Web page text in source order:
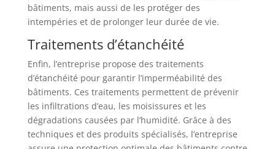
bâtiments, mais aussi de les protéger des
intempéries et de prolonger leur durée de vie.
Traitements d’étanchéité
Enfin, l’entreprise propose des traitements
d’étanchéité pour garantir l’imperméabilité des
bâtiments. Ces traitements permettent de prévenir
les infiltrations d’eau, les moisissures et les
dégradations causées par l’humidité. Grâce à des
techniques et des produits spécialisés, l’entreprise